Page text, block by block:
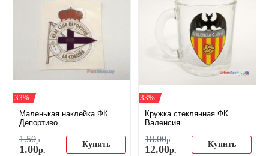
-33%
Маленькая наклейка ФК
Депортиво
1.50р.
1.00р.
Купить
-33%
Кружка стеклянная ФК
Валенсия
18.00р.
12.00р.
Купить